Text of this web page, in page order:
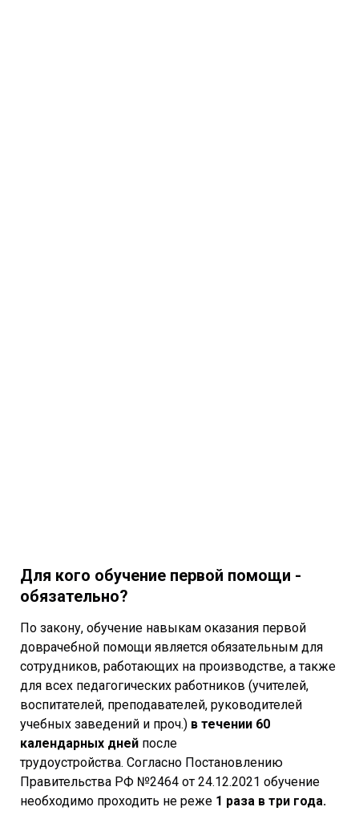
Для кого обучение первой помощи -
обязательно?
По закону, обучение навыкам оказания первой
доврачебной помощи является обязательным для
сотрудников, работающих на производстве, а также
для всех педагогических работников (учителей,
воспитателей, преподавателей, руководителей
учебных заведений и проч.) в течении 60
календарных дней после
трудоустройства. Согласно Постановлению
Правительства РФ №2464 от 24.12.2021 обучение
необходимо проходить не реже 1 раза в три года.